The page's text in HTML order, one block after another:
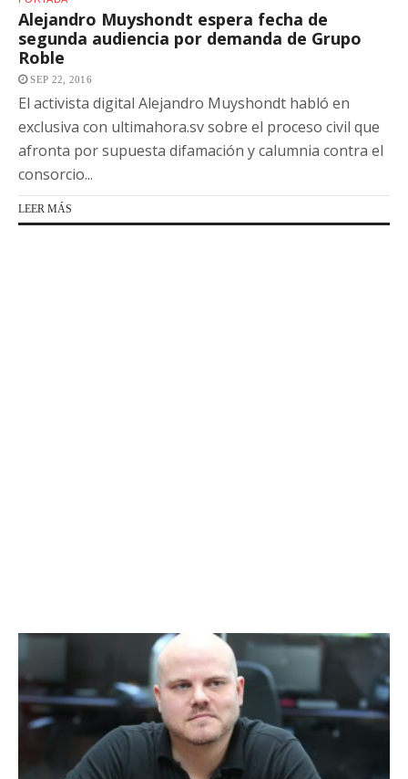
Alejandro Muyshondt espera fecha de
segunda audiencia por demanda de Grupo
Roble
SEP 22, 2016
El activista digital Alejandro Muyshondt habló en
exclusiva con ultimahora.sv sobre el proceso civil que
afronta por supuesta difamación y calumnia contra el
consorcio...
LEER MÁS